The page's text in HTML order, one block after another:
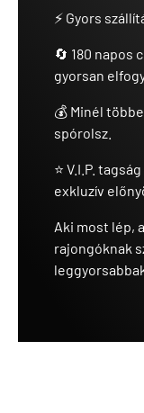
⚡ Gyors
🔄 180 napos
gyorsan
💰 Minél
spórolsz.
⭐ V.I.P.
exkluzív
Aki most lép,
rajongóknak